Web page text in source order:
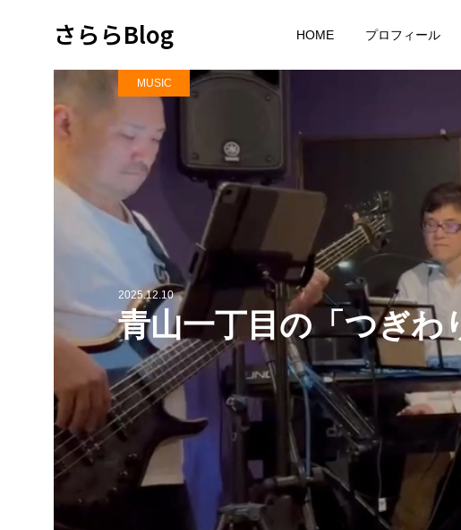
さららBlog HOME プロフィール
2025.12.10
青山一丁目の「つぎわ
MUSIC